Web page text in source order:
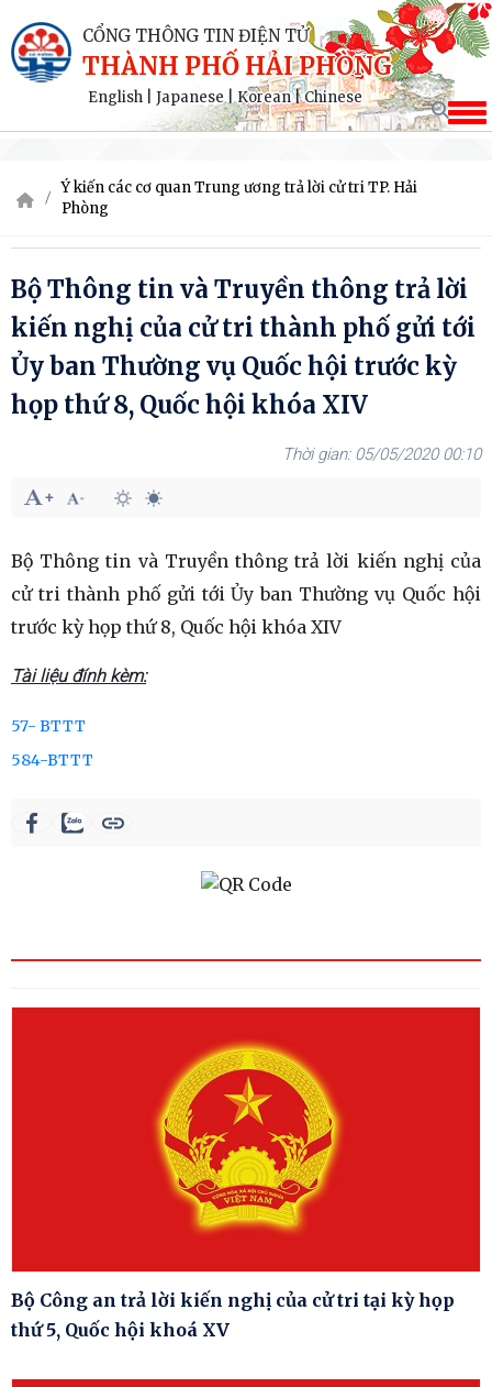
CỔNG THÔNG TIN ĐIỆN TỬ
THÀNH PHỐ HẢI PHÒNG
English Japanese|Korean|Chinese
Ý kiến các cơ quan Trung ương trả lời cử tri TP. Hải
Phòng
Bộ Thông tin và Truyền thông trả lời
kiến nghị của cử tri thành phố gửi tới
Ủy ban Thường vụ Quốc hội trước kỳ
họp thứ 8, Quốc hội khóa XIV
05/05/2020 00:10
Bộ Thông tin và Truyền thông trả lời kiến nghị của
cử tri thành phố gửi tới Ủy ban Thường vụ Quốc hội
trước kỳ họp thứ 8, Quốc hội khóa XIV
Tài liệu đính kèm:
57- BTTT
584-BTTT
Bộ Công an trả lời kiến nghị của cử tri tại kỳ họp
thứ 5, Quốc hội khoá XV